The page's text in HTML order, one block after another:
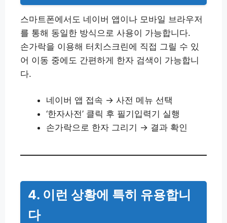
스마트폰에서도 네이버 앱이나 모바일 브라우저
를 통해 동일한 방식으로 사용이 가능합니다.
손가락을 이용해 터치스크린에 직접 그릴 수 있
어 이동 중에도 간편하게 한자 검색이 가능합니
다.
네이버 앱 접속 → 사전 메뉴 선택
‘한자사전’ 클릭 후 필기입력기 실행
손가락으로 한자 그리기 → 결과 확인
4. 이런 상황에 특히 유용합니
다